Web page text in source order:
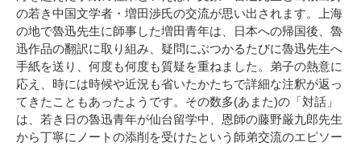
の若き中国文学者・増田渉氏の交流が思い出されます。上海
の地で魯迅先生に師事した増田青年は、日本への帰国後、魯
迅作品の翻訳に取り組み、疑問にぶつかるたびに魯迅先生へ
手紙を送り、何度も何度も質疑を重ねました。弟子の熱意に
応え、時には時候や近況も省いたかたちで詳細な注釈が返っ
てきたこともあったようです。その数多(あまた)の「対話」
は、若き日の魯迅青年が仙台留学中、恩師の藤野厳九郎先生
から丁寧にノートの添削を受けたという師弟交流のエピソー